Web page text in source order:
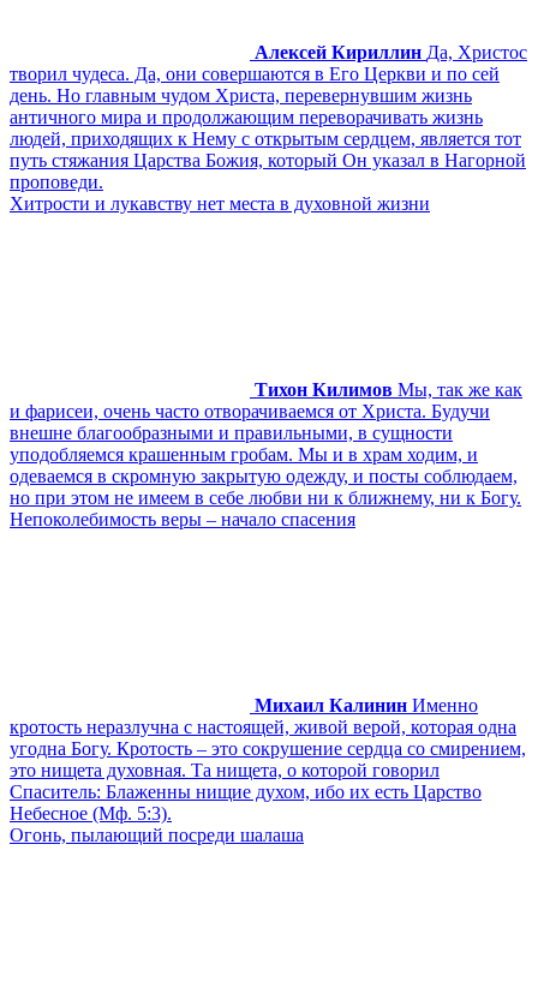
Алексей Кириллин Да, Христос
творил чудеса. Да, они совершаются в Его Церкви и по сей
день. Но главным чудом Христа, перевернувшим жизнь
античного мира и продолжающим переворачивать жизнь
людей, приходящих к Нему с открытым сердцем, является тот
путь стяжания Царства Божия, который Он указал в Нагорной
проповеди.
Хитрости и лукавству нет места в духовной жизни
Тихон Килимов Мы, так же как
и фарисеи, очень часто отворачиваемся от Христа. Будучи
внешне благообразными и правильными, в сущности
уподобляемся крашенным гробам. Мы и в храм ходим, и
одеваемся в скромную закрытую одежду, и посты соблюдаем,
но при этом не имеем в себе любви ни к ближнему, ни к Богу.
Непоколебимость веры – начало спасения
Михаил Калинин Именно
кротость неразлучна с настоящей, живой верой, которая одна
угодна Богу. Кротость – это сокрушение сердца со смирением,
это нищета духовная. Та нищета, о которой говорил
Спаситель: Блаженны нищие духом, ибо их есть Царство
Небесное (Мф. 5:3).
Огонь, пылающий посреди шалаша